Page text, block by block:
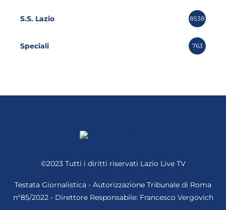
S.S. Lazio 8538
Speciali 763
©2023 Tutti i diritti riservati Lazio Live TV
Testata Giornalistica - Autorizzazione Tribunale di Roma
n°85/2022 - Direttore Responsabile: Francesco Vergovich